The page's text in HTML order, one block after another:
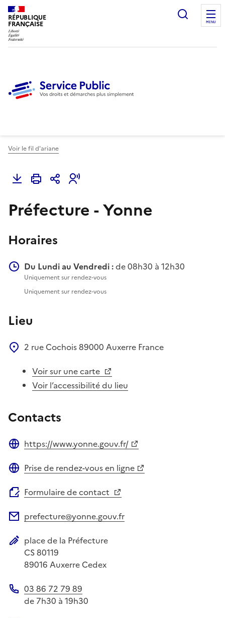
RÉPUBLIQUE
FRANÇAISE
Ouvrir
MENU
Voir le fil d'ariane
Préfecture - Yonne
Horaires
Du Lundi au Vendredi :de 08h30 à 12h30
Uniquement sur rendez-vous
Uniquement sur rendez-vous
Lieu
2 rue Cochois89000 Auxerre France
Voir sur une carte
Voir l’accessibilité du lieu
Contacts
https://www.yonne.gouv.fr/
Prise de rendez-vous en ligne
Formulaire de contact
prefecture@yonne.gouv.fr
Adresse postale
place de la Préfecture
CS 80119
89016 Auxerre Cedex
Téléphone
03 86 72 79 89
de 7h30 à 19h30